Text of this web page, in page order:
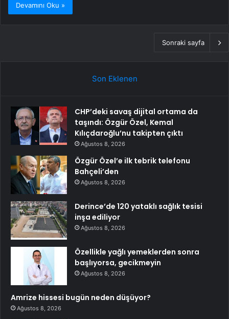
Devamını Oku »
Sonraki sayfa
Son Eklenen
CHP’deki savaş dijital ortama da
taşındı: Özgür Özel, Kemal
Kılıçdaroğlu’nu takipten çıktı
Ağustos 8, 2026
Özgür Özel’e ilk tebrik telefonu
Bahçeli’den
Ağustos 8, 2026
Derince’de 120 yataklı sağlık tesisi
inşa ediliyor
Ağustos 8, 2026
Özellikle yağlı yemeklerden sonra
başlıyorsa, gecikmeyin
Ağustos 8, 2026
Amrize hissesi bugün neden düşüyor?
Ağustos 8, 2026